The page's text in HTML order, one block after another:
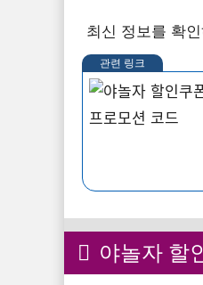
최신 정보를 확
야놀자 할